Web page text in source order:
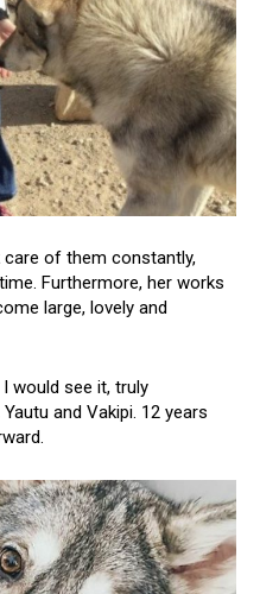
of them constantly,
Furthermore, her works
large, lovely and
would see it, truly
and Vakipi. 12 years